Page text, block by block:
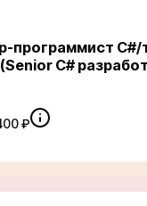
программист С#/
C#
₽